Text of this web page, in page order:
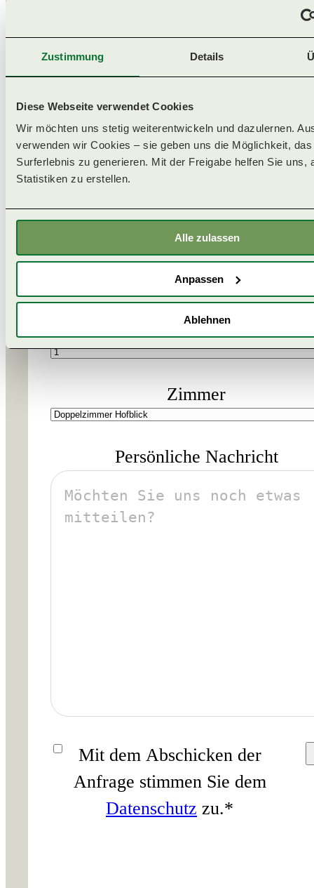
Zustimmung Details
Diese Webseite verwendet Cookies
Wir möchten uns stetig weiterentwickeln und dazulernen.
verwenden wir Cookies – sie geben uns die Möglichkeit,
Surferlebnis zu generieren. Mit der Freigabe helfen Sie uns,
Statistiken zu erstellen.
Alle zulassen
Anpassen
Ablehnen
E-Mail*
Abreise
Gäste
Zimmer
Persönliche Nachricht
Einwilligung *
Mit dem Abschicken der
Anfrage stimmen Sie dem
Datenschutz zu.*